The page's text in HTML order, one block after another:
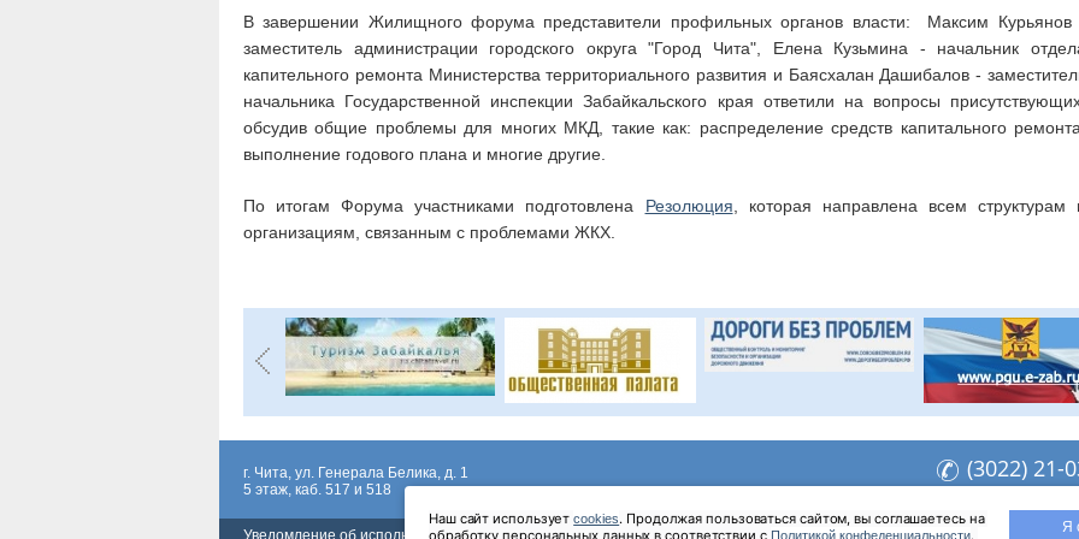
В завершении Жилищного форума представители профильных органов власти: Максим Курьянов
заместитель администрации городского округа "Город Чита", Елена Кузьмина - начальник
капительного ремонта Министерства территориального развития и Баясхалан Дашибалов -
начальника Государственной инспекции Забайкальского края ответили на вопросы
обсудив общие проблемы для многих МКД, такие как: распределение средств капитального ремонта,
выполнение годового плана и многие другие.
По итогам Форума участниками подготовлена Резолюция , которая направлена всем структурам
организациям, связанным с проблемами ЖКХ.
г. Чита, ул. Генерала Белика, д. 1
5 этаж, каб. 517 и 518
(3022) 21-
Уведомление об использовании сервиса веб-аналитики «Яндекс Метрика»
Наш сайт использует cookies. Продолжая пользоваться сайтом, вы соглашаетесь на
обработку персональных данных в соответствии с Политикой конфеденциальности. Я